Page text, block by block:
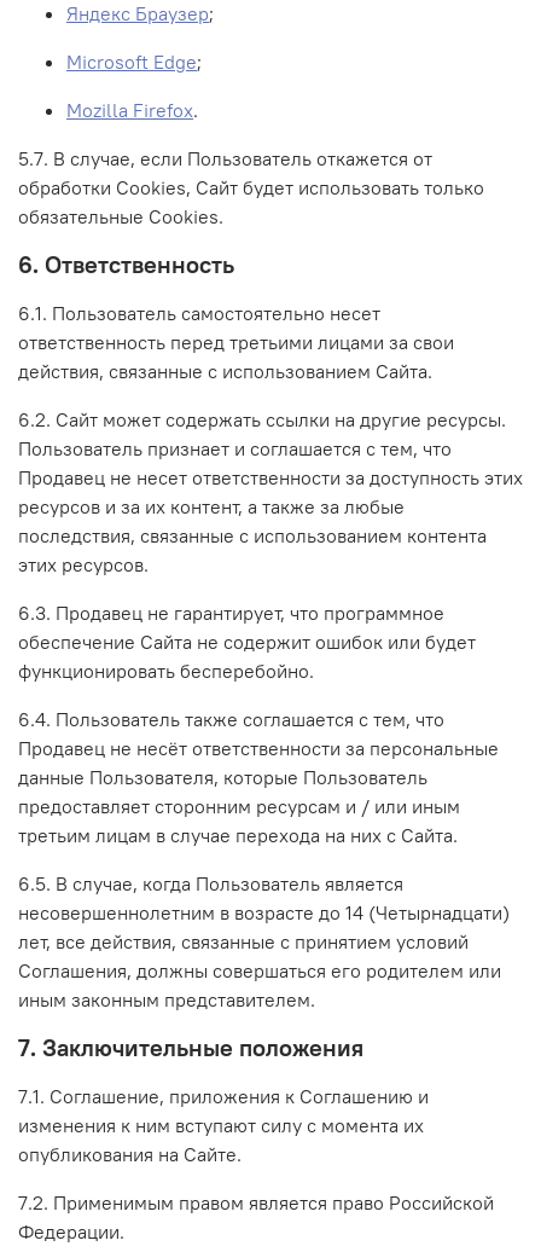
Яндекс Браузер;
Microsoft Edge;
Mozilla Firefox.
5.7. В случае, если Пользователь откажется от
обработки Сookies, Сайт будет использовать только
обязательные Cookies.
6. Ответственность
6.1. Пользователь самостоятельно несет
ответственность перед третьими лицами за свои
действия, связанные с использованием Сайта.
6.2. Сайт может содержать ссылки на другие ресурсы.
Пользователь признает и соглашается с тем, что
Продавец не несет ответственности за доступность этих
ресурсов и за их контент, а также за любые
последствия, связанные с использованием контента
этих ресурсов.
6.3. Продавец не гарантирует, что программное
обеспечение Сайта не содержит ошибок или будет
функционировать бесперебойно.
6.4. Пользователь также соглашается с тем, что
Продавец не несёт ответственности за персональные
данные Пользователя, которые Пользователь
предоставляет сторонним ресурсам и / или иным
третьим лицам в случае перехода на них с Сайта.
6.5. В случае, когда Пользователь является
несовершеннолетним в возрасте до 14 (Четырнадцати)
лет, все действия, связанные с принятием условий
Соглашения, должны совершаться его родителем или
иным законным представителем.
7. Заключительные положения
7.1. Соглашение, приложения к Соглашению и
изменения к ним вступают силу с момента их
опубликования на Сайте.
7.2. Применимым правом является право Российской
Федерации.